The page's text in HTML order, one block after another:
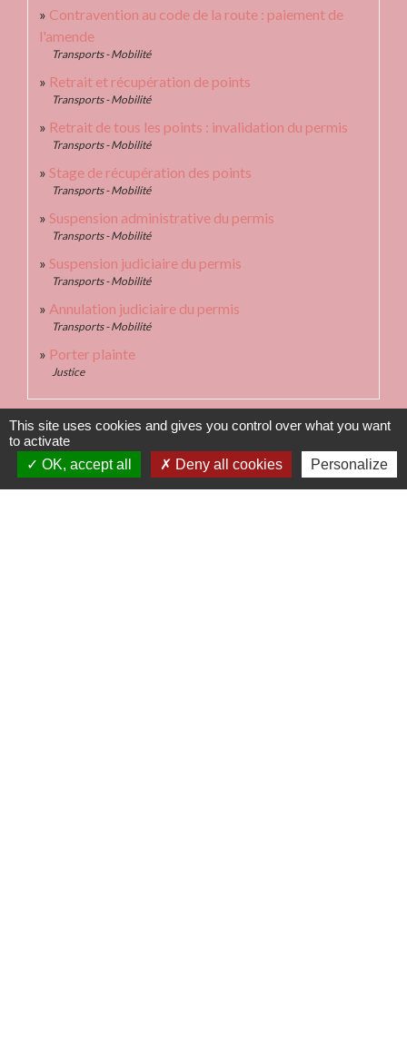
Contravention au code de la route : paiement de
l'amende
Transports - Mobilité
Retrait et récupération de points
Transports - Mobilité
Retrait de tous les points : invalidation du permis
Transports - Mobilité
Stage de récupération des points
Transports - Mobilité
Suspension administrative du permis
Transports - Mobilité
Suspension judiciaire du permis
Transports - Mobilité
Annulation judiciaire du permis
Transports - Mobilité
Porter plainte
Justice
Signaler une erreur sur cette page
This site uses cookies and gives you control over what you want
to activate
OK, accept all
Deny all cookies Personalize